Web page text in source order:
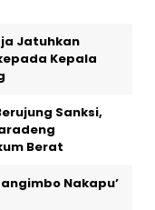
Jatuhkan
Kepala
Sanksi,
Berat
Nakapu’